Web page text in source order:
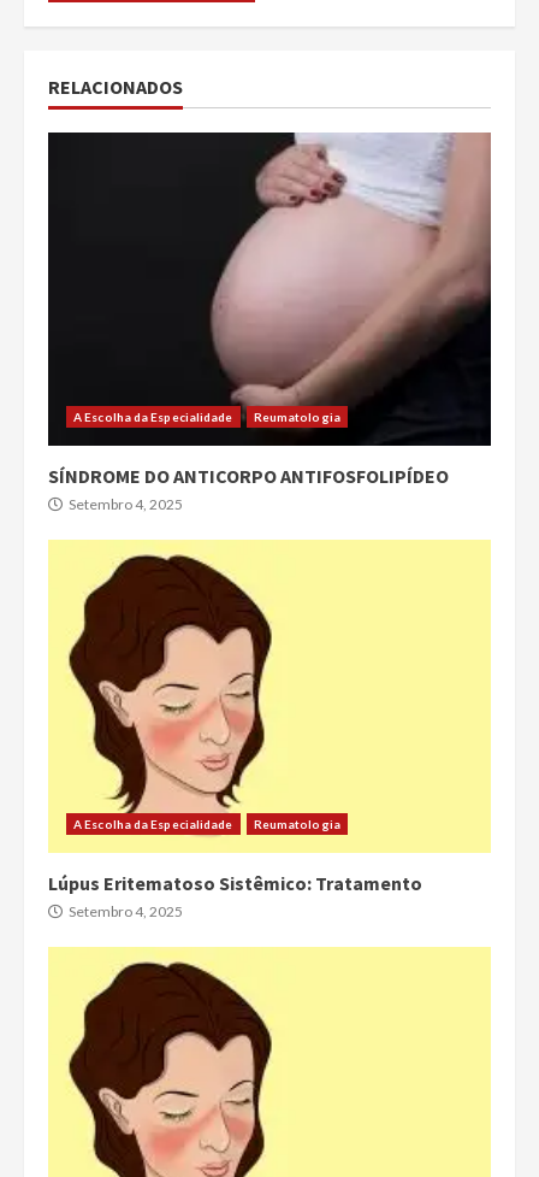
RELACIONADOS
A Escolha da Especialidade Reumatologia
SÍNDROME DO ANTICORPO ANTIFOSFOLIPÍDEO
Setembro 4, 2025
A Escolha da Especialidade Reumatologia
Lúpus Eritematoso Sistêmico: Tratamento
Setembro 4, 2025